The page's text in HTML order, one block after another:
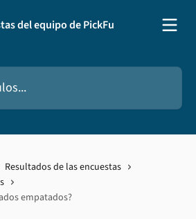
Resultados de las encuestas
empatados?